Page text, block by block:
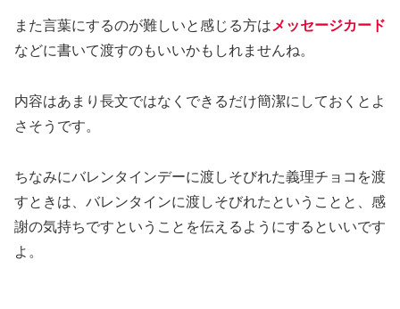
また言葉にするのが難しいと感じる方は メッセージカード
などに書いて渡すのもいいかもしれませんね。
内容はあまり長文ではなくできるだけ簡潔にしておくとよ
さそうです。
ちなみにバレンタインデーに渡しそびれた義理チョコを渡
すときは、バレンタインに渡しそびれたということと、感
謝の気持ちですということを伝えるようにするといいです
よ。